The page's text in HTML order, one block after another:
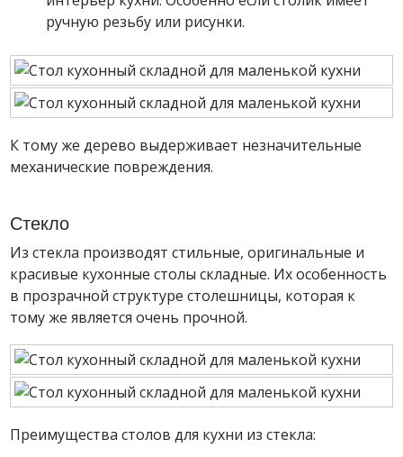
ручную резьбу или рисунки.
К тому же дерево выдерживает незначительные
механические повреждения.
Стекло
Из стекла производят стильные, оригинальные и
красивые кухонные столы складные. Их особенность
в прозрачной структуре столешницы, которая к
тому же является очень прочной.
Преимущества столов для кухни из стекла: